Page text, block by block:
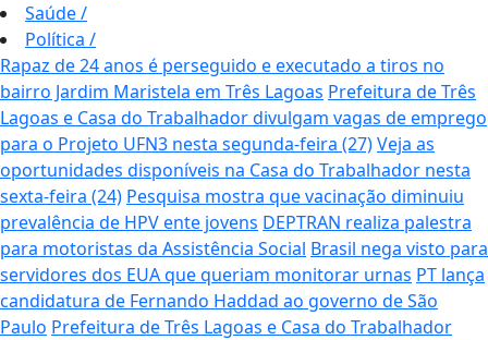
Saúde/
Política /
Rapaz de 24 anos é perseguido e executado a tiros no
bairro Jardim Maristela em Três Lagoas Prefeitura de Três
Lagoas e Casa do Trabalhador divulgam vagas de emprego
para o Projeto UFN3 nesta segunda-feira (27)Veja as
oportunidades disponíveis na Casa do Trabalhador nesta
sexta-feira (24) Pesquisa mostra que vacinação diminuiu
prevalência de HPV ente jovens DEPTRAN realiza palestra
para motoristas da Assistência Social Brasil nega visto para
servidores dos EUA que queriam monitorar urnas PT lança
candidatura de Fernando Haddad ao governo de São
Paulo Prefeitura de Três Lagoas e Casa do Trabalhador